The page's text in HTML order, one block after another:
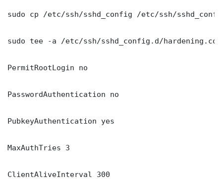
sudo cp /etc/ssh/sshd_config /etc/ssh/
sudo tee -a /etc/ssh/sshd_config.d/
PermitRootLogin no
PasswordAuthentication no
PubkeyAuthentication yes
MaxAuthTries 3
ClientAliveInterval 300